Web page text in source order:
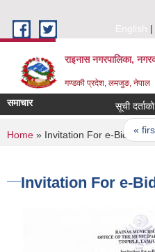
English
राइनास नगरपालिका,
गण्डकी प्रदेश, लमजुङ, नेपाल
समाचार सूची
« first
You are here
Home » Invitation For e-Bids
Invitation For e-